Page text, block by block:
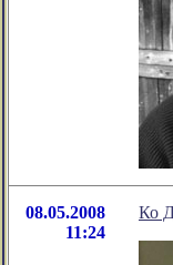
08.05.2008
11:24
Ко